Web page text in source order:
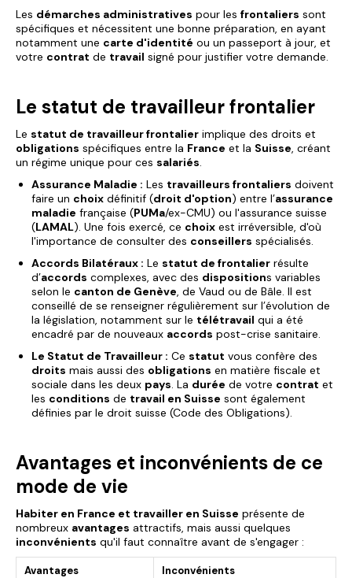
Les démarches administratives pour les frontaliers sont
spécifiques et nécessitent une bonne préparation, en ayant
notamment une carte d'identité ou un passeport à jour, et
votre contrat de travail signé pour justifier votre demande.
Le statut de travailleur frontalier
Le statut de travailleur frontalier implique des droits et
obligations spécifiques entre la France et la Suisse, créant
un régime unique pour ces salariés.
Assurance Maladie : Les travailleurs frontaliers doivent
faire un choix définitif (droit d'option) entre l’assurance
maladie française (PUMa/ex-CMU) ou l'assurance suisse
(LAMAL). Une fois exercé, ce choix est irréversible, d'où
l'importance de consulter des conseillers spécialisés.
Accords Bilatéraux : Le statut de frontalier résulte
d’accords complexes, avec des dispositions variables
selon le canton de Genève, de Vaud ou de Bâle. Il est
conseillé de se renseigner régulièrement sur l’évolution de
la législation, notamment sur le télétravail qui a été
encadré par de nouveaux accords post-crise sanitaire.
Le Statut de Travailleur : Ce statut vous confère des
droits mais aussi des obligations en matière fiscale et
sociale dans les deux pays. La durée de votre contrat et
les conditions de travail en Suisse sont également
définies par le droit suisse (Code des Obligations).
Avantages et inconvénients de ce
mode de vie
Habiter en France et travailler en Suisse présente de
nombreux avantages attractifs, mais aussi quelques
inconvénients qu'il faut connaître avant de s'engager :
Avantages Inconvénients